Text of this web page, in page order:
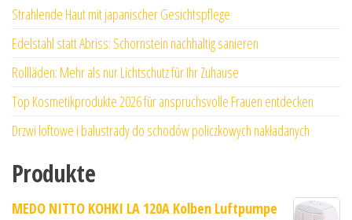
Strahlende Haut mit japanischer Gesichtspflege
Edelstahl statt Abriss: Schornstein nachhaltig sanieren
Rollläden: Mehr als nur Lichtschutz für Ihr Zuhause
Top Kosmetikprodukte 2026 für anspruchsvolle Frauen entdecken
Drzwi loftowe i balustrady do schodów policzkowych nakładanych
Produkte
MEDO NITTO KOHKI LA 120A Kolben Luftpumpe